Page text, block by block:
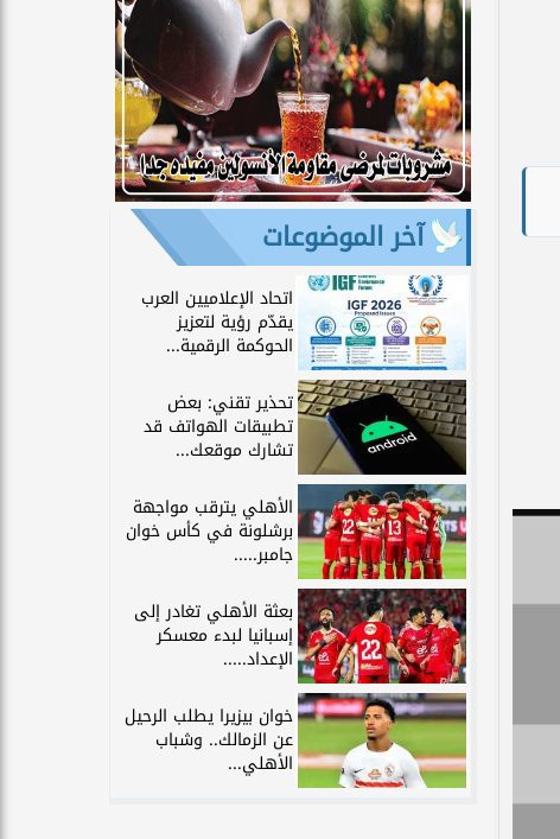
آخر الموضوعات
اتحاد الإعلاميين العرب
يقدّم رؤية لتعزيز
الحوكمة الرقمية...
تحذير تقني: بعض
تطبيقات الهواتف قد
تشارك موقعك...
الأهلي يترقب مواجهة
برشلونة في كأس خوان
جامبر.....
بعثة الأهلي تغادر إلى
إسبانيا لبدء معسكر
الإعداد.....
خوان بيزيرا يطلب الرحيل
عن الزمالك.. وشباب
الأهلي...